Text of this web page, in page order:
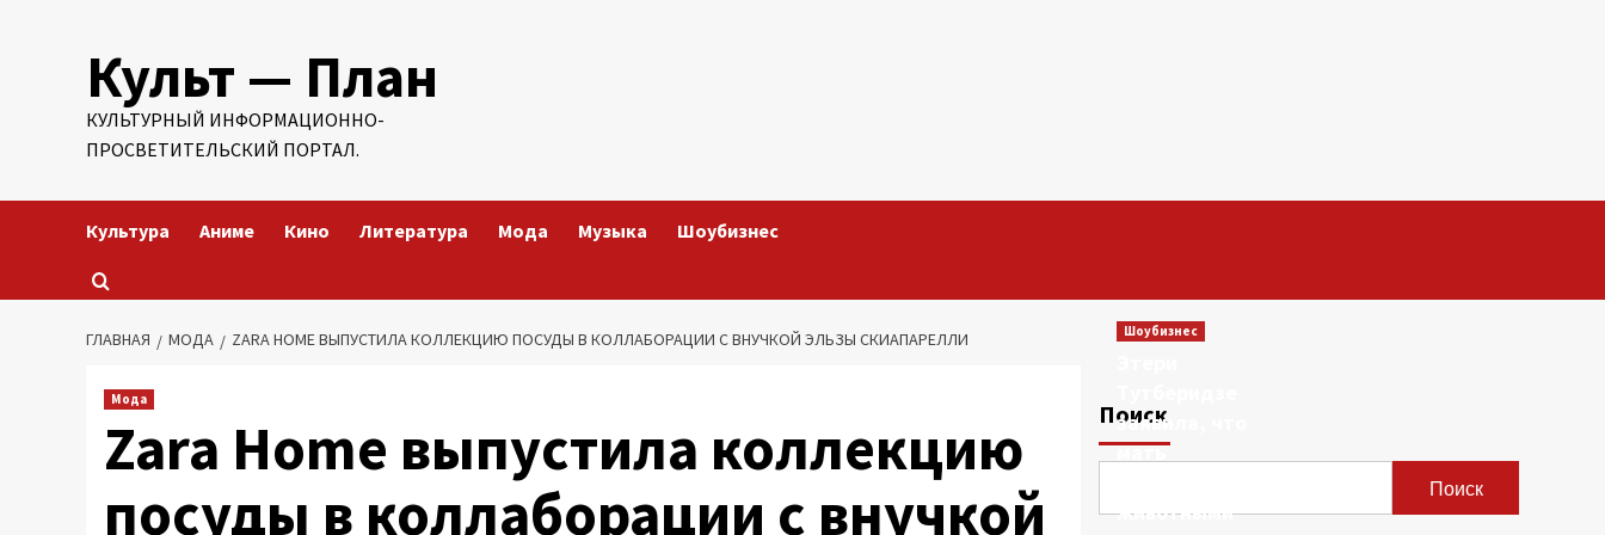
содержимомуКульт — План
КУЛЬТУРНЫЙ ИНФОРМАЦИОННО-
ПРОСВЕТИТЕЛЬСКИЙ ПОРТАЛ.
Культура Аниме Кино Литература Мода Музыка Шоубизнес
ГЛАВНАЯ МОДА ZARA HOME ВЫПУСТИЛА КОЛЛЕКЦИЮ ПОСУДЫ В КОЛЛАБОРАЦИИ С ВНУЧКОЙ ЭЛЬЗЫ СКИАПАРЕЛЛИ
Мода
Zara Home выпустила коллекцию
посуды в коллаборации с внучкой
Поиск
Поиск
Шоубизнес
заявила, что
мать
животными